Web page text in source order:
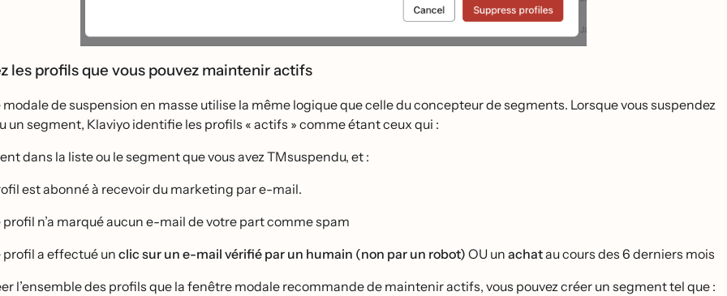
les profils que vous pouvez maintenir actifs
de suspension en masse utilise la même logique que celle du concepteur de segments. Lorsque vous suspendez
un segment, Klaviyo identifie les profils « actifs » comme étant ceux qui :
dans la liste ou le segment que vous avez TMsuspendu, et :
est abonné à recevoir du marketing par e-mail.
profil n’a marqué aucun e-mail de votre part comme spam
profil a effectué un clic sur un e-mail vérifié par un humain (non par un robot) OU un achatau cours des 6 derniers mois
l’ensemble des profils que la fenêtre modale recommande de maintenir actifs, vous pouvez créer un segment tel que :